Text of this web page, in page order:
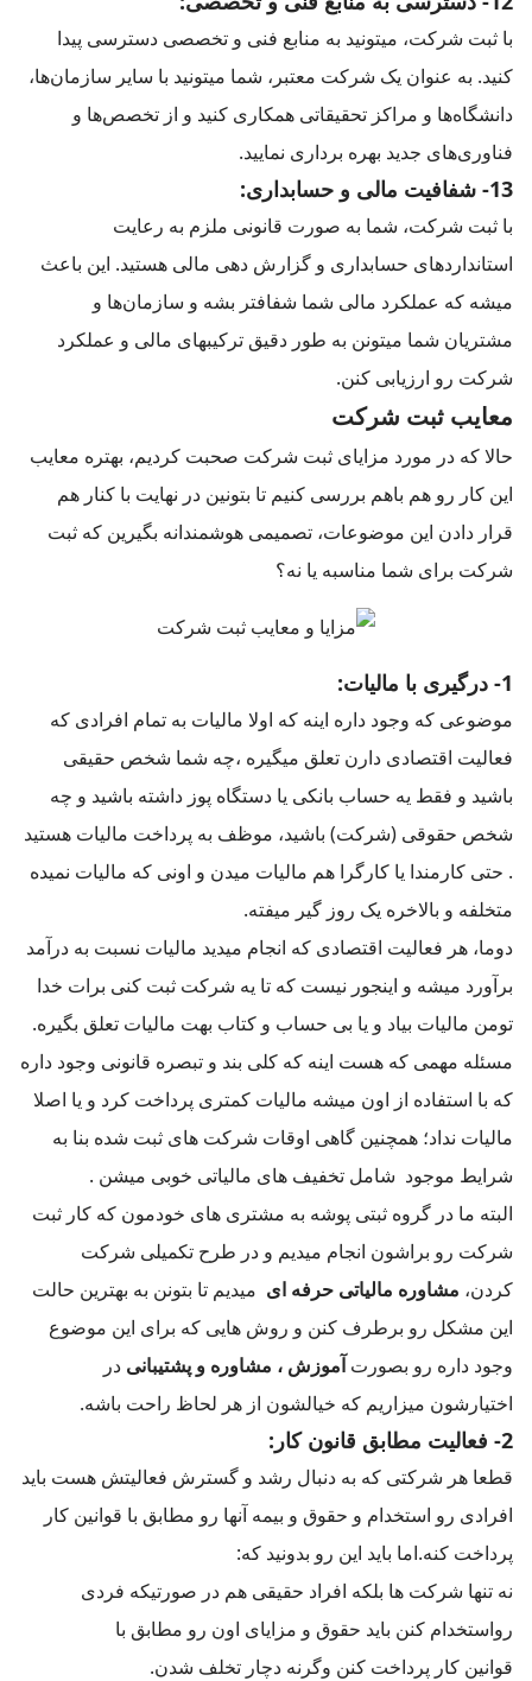
با ثبت شرکت، میتونید به منابع فنی و تخصصی دسترسی پیدا
کنید. به عنوان یک شرکت معتبر، شما میتونید با سایر سازمان‌ها،
دانشگاه‌ها و مراکز تحقیقاتی همکاری کنید و از تخصص‌ها و
فناوری‌های جدید بهره‌ برداری نمایید.
13- شفافیت مالی و حسابداری:
با ثبت شرکت، شما به صورت قانونی ملزم به رعایت
استانداردهای حسابداری و گزارش دهی مالی هستید. این باعث
میشه که عملکرد مالی شما شفافتر بشه و سازمان‌ها و
مشتریان شما میتونن به طور دقیق ترکیبهای مالی و عملکرد
شرکت رو ارزیابی کنن.
معایب ثبت شرکت
حالا که در مورد مزایای ثبت شرکت صحبت کردیم، بهتره معایب
این کار رو هم باهم بررسی کنیم تا بتونین در نهایت با کنار هم
قرار دادن این موضوعات، تصمیمی هوشمندانه بگیرین که ثبت
شرکت برای شما مناسبه یا نه؟
1- درگیری با مالیات:
موضوعی که وجود داره اینه که اولا مالیات به تمام افرادی که
فعالیت اقتصادی دارن تعلق میگیره ،چه شما شخص حقیقی
باشید و فقط یه حساب بانکی یا دستگاه پوز داشته باشید و چه
شخص حقوقی (شرکت) باشید، موظف به پرداخت مالیات هستید
. حتی کارمندا یا کارگرا هم مالیات میدن و اونی که مالیات نمیده
متخلفه و بالاخره یک روز گیر میفته.
دوما، هر فعالیت اقتصادی که انجام میدید مالیات نسبت به درآمد
برآورد میشه و اینجور نیست که تا یه شرکت ثبت کنی برات خدا
تومن مالیات بیاد و یا بی حساب و کتاب بهت مالیات تعلق بگیره.
مسئله مهمی که هست اینه که کلی بند و تبصره قانونی وجود داره
که با استفاده از اون میشه مالیات کمتری پرداخت کرد و یا اصلا
مالیات نداد؛ همچنین گاهی اوقات شرکت های ثبت شده بنا به
شرایط موجود شامل تخفیف های مالیاتی خوبی میشن .
البته ما در گروه ثبتی پوشه به مشتری های خودمون که کار ثبت
شرکت رو براشون انجام میدیم و در طرح تکمیلی شرکت
کردن، مشاوره مالیاتی حرفه ای میدیم تا بتونن به بهترین حالت
این مشکل رو برطرف کنن و روش هایی که برای این موضوع
وجود داره رو بصورت آموزش ، مشاوره و پشتیبانی در
اختیارشون میزاریم که خیالشون از هر لحاظ راحت باشه.
2- فعالیت مطابق قانون کار:
قطعا هر شرکتی که به دنبال رشد و گسترش فعالیتش هست باید
افرادی رو استخدام و حقوق و بیمه آنها رو مطابق با قوانین کار
پرداخت کنه.اما باید این رو بدونید که:
نه تنها شرکت ها بلکه افراد حقیقی هم در صورتیکه فردی
رواستخدام کنن باید حقوق و مزایای اون رو مطابق با
قوانین کار پرداخت کنن وگرنه دچار تخلف شدن.